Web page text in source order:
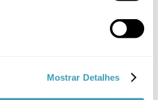
Mostrar Detalhes